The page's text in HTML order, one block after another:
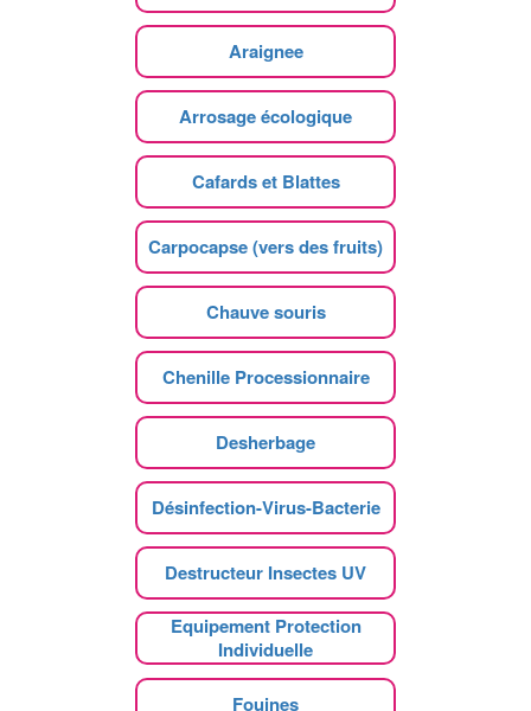
Araignee
Arrosage écologique
Cafards et Blattes
Carpocapse (vers des fruits)
Chauve souris
Chenille Processionnaire
Desherbage
Désinfection-Virus-Bacterie
Destructeur Insectes UV
Equipement Protection
Individuelle
Fouines